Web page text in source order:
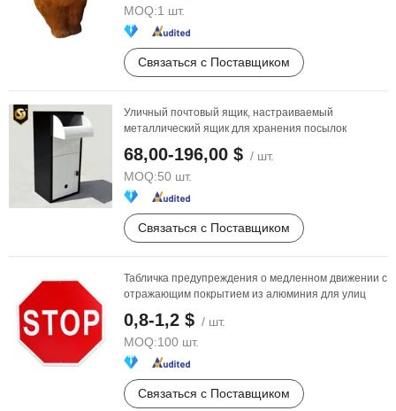
MOQ:1 шт.
Связаться с Поставщиком
Уличный почтовый ящик, настраиваемый
металлический ящик для хранения посылок
68,00-196,00 $ / шт.
MOQ:50 шт.
Связаться с Поставщиком
Табличка предупреждения о медленном движении с
отражающим покрытием из алюминия для улиц
0,8-1,2 $ / шт.
MOQ:100 шт.
Связаться с Поставщиком